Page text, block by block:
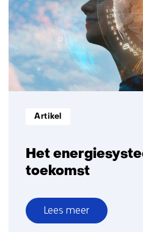
Het
toekomst
Informatietype:
Artikel
Lees meer
over